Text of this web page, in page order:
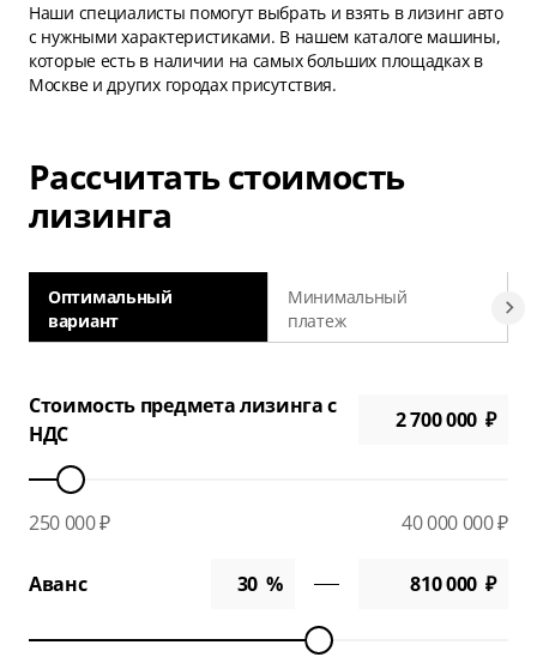
Наши специалисты помогут выбрать и взять в лизинг авто
с нужными характеристиками. В нашем каталоге машины,
которые есть в наличии на самых больших площадках в
Москве и других городах присутствия.
Рассчитать стоимость
лизинга
Оптимальный
вариант
Минимальный
платеж
Стоимость предмета лизинга с
НДС
250 000 ₽ 40 000 000 ₽
Аванс